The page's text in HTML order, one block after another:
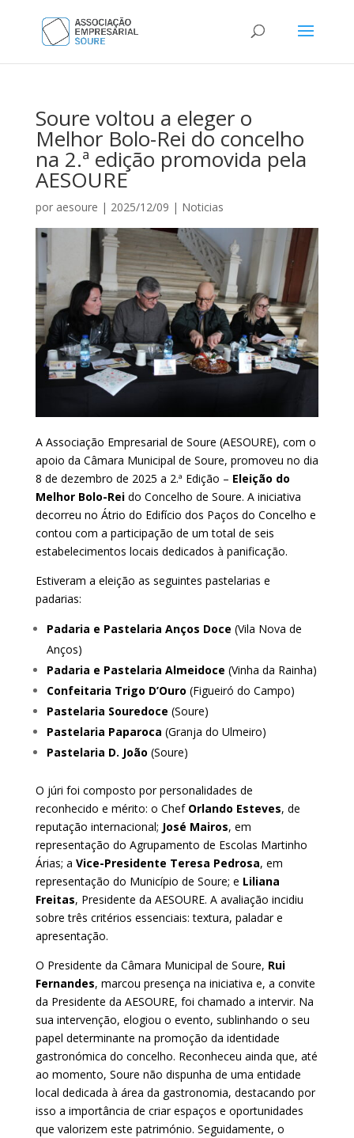
Soure voltou a eleger o
Melhor Bolo-Rei do concelho
na 2.ª edição promovida pela
AESOURE
por aesoure | 2025/12/09 | Noticias
A Associação Empresarial de Soure (AESOURE), com o
apoio da Câmara Municipal de Soure, promoveu no dia
8 de dezembro de 2025 a 2.ª Edição – Eleição do
Melhor Bolo-Reido Concelho de Soure. A iniciativa
decorreu no Átrio do Edifício dos Paços do Concelho e
contou com a participação de um total de seis
estabelecimentos locais dedicados à panificação.
Estiveram a eleição as seguintes pastelarias e
padarias:
Padaria e Pastelaria Anços Doce (Vila Nova de
Anços)
Padaria e Pastelaria Almeidoce (Vinha da Rainha)
Confeitaria Trigo D’Ouro (Figueiró do Campo)
Pastelaria Souredoce (Soure)
Pastelaria Paparoca (Granja do Ulmeiro)
Pastelaria D. João (Soure)
O júri foi composto por personalidades de
reconhecido e mérito: o Chef Orlando Esteves, de
reputação internacional; José Mairos, em
representação do Agrupamento de Escolas Martinho
Árias; a Vice-Presidente Teresa Pedrosa, em
representação do Município de Soure; e Liliana
Freitas, Presidente da AESOURE. A avaliação incidiu
sobre três critérios essenciais: textura, paladar e
apresentação.
O Presidente da Câmara Municipal de Soure, Rui
Fernandes, marcou presença na iniciativa e, a convite
da Presidente da AESOURE, foi chamado a intervir. Na
sua intervenção, elogiou o evento, sublinhando o seu
papel determinante na promoção da identidade
gastronómica do concelho. Reconheceu ainda que, até
ao momento, Soure não dispunha de uma entidade
local dedicada à área da gastronomia, destacando por
isso a importância de criar espaços e oportunidades
que valorizem este património. Seguidamente, o